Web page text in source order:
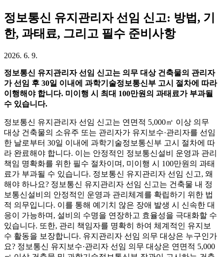
정보통신 유지관리자 선임 신고: 방법, 기
한, 과태료, 그리고 필수 준비사항
2026. 6. 9.
정보통신 유지관리자 선임 신고는 의무 대상 건축물의 관리자
가 선임 후 30일 이내에 과학기술정보통신부 고시 절차에 따라
이행해야 합니다. 미이행 시 최대 100만원의 과태료가 부과될
수 있습니다.
정보통신 유지관리자 선임 신고는 연면적 5,000㎡ 이상 의무
대상 건축물의 소유주 또는 관리자가 유지보수·관리자를 선임
한 날로부터 30일 이내에 과학기술정보통신부 고시 절차에 따
라 완료해야 합니다. 이는 안정적인 정보통신설비 운영과 관리
책임 명확화를 위한 필수 절차이며, 미이행 시 100만원의 과태
료가 부과될 수 있습니다. 정보통신 유지관리자 선임 신고, 왜
해야 하나요? 정보통신 유지관리자 선임 신고는 건축물 내 정
보통신설비의 안정적인 운영과 관리체계를 확립하기 위한 법
적 의무입니다. 이를 통해 예기치 않은 장애 발생 시 신속한 대
응이 가능하며, 설비의 수명을 연장하고 효율성을 극대화할 수
있습니다. 또한, 관리 책임자를 명확히 하여 체계적인 유지보
수 활동을 보장합니다. 유지관리자 선임 의무 대상은 누구인가
요? 정보통신 유지보수·관리자 선임 의무 대상은 연면적 5,000